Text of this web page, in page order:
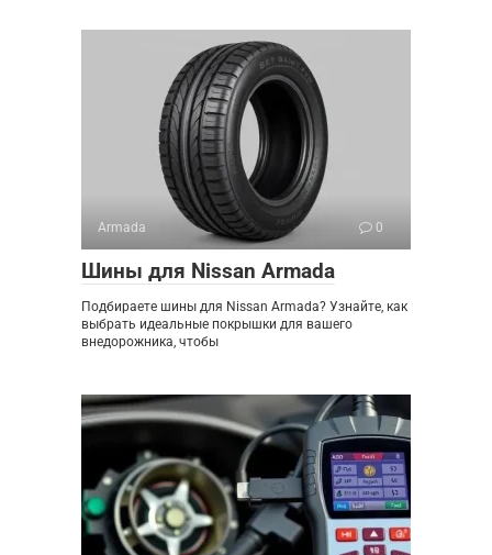
Armada 0
Шины для Nissan Armada
Подбираете шины для Nissan Armada? Узнайте, как
выбрать идеальные покрышки для вашего
внедорожника, чтобы